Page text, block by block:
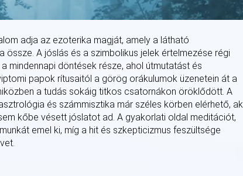
adja az ezoterika magját, amely a látható
A jóslás és a szimbolikus jelek értelmezése régi
mindennapi döntések része, ahol útmutatást és
papok rítusaitól a görög orákulumok üzenetein át a
a tudás sokáig titkos csatornákon öröklődött. A
és számmisztika már széles körben elérhető,
kőbe vésett jóslatot ad. A gyakorlati oldal meditációt,
emel ki, míg a hit és szkepticizmus feszültsége